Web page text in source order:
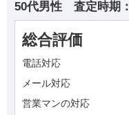
50代男性 査定時期：
総合評価
電話対応
メール対応
営業マンの対応